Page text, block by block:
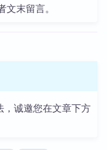
末留言。
诚邀您在文章下方